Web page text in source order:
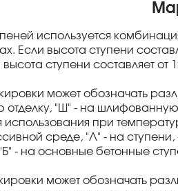
используется
Если высота ступени
ступени составляет
может обозначать
отделку, "Ш" - на
использования при
среде, "Л" - на
- на основные бетонные
может обозначать